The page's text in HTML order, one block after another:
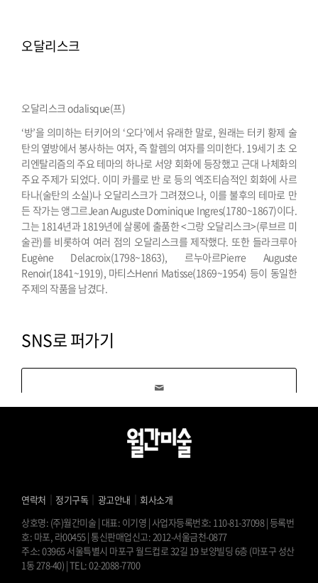
오달리스크
오달리스크 odalisque(프)
‘방’을 의미하는 터키어의 ‘오다’에서 유래한 말로, 원래는 터키 황제 술
탄의 옆방에서 봉사하는 여자, 즉 할렘의 여자를 의미한다. 19세기 초 오
리엔탈리즘의 주요 테마의 하나로 서양 회화에 등장했고 근대 나체화의
주요 주제가 되었다. 이미 카를로 반 로 등의 엑조티슴적인 회화에 사르
타나(술탄의 소실)나 오달리스크가 그려졌으나, 이를 불후의 테마로 만
든 작가는 앵그르Jean Auguste Dominique Ingres(1780~1867)이다.
그는 1814년과 1819년에 살롱에 출품한 <그랑 오달리스크>(루브르 미
술관)를 비롯하여 여러 점의 오달리스크를 제작했다. 또한 들라크루아
Eugène Delacroix(1798~1863), 르누아르Pierre Auguste
Renoir(1841~1919), 마티스Henri Matisse(1869~1954) 등이 동일한
주제의 작품을 남겼다.
SNS로 퍼가기
연락처 ｜ 정기구독 ｜ 광고안내 ｜ 회사소개
상호명: (주)월간미술 | 대표: 이기영 | 사업자등록번호: 110-81-37098 | 등록번
호: 마포, 라00455 | 통신판매업신고: 2012-서울금천-0877
주소: 03965 서울특별시 마포구 월드컵로 32길 19 보양빌딩 6층 (마포구 성산
1동 278-40) | TEL: 02-2088-7700